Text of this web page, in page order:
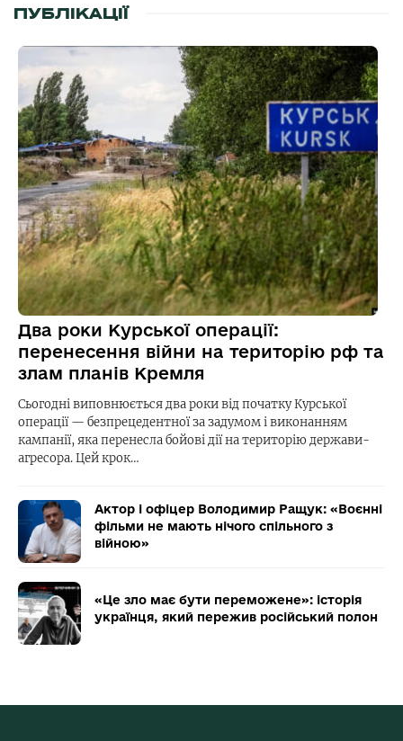
ПУБЛІКАЦІЇ
Два роки Курської операції:
перенесення війни на територію рф та
злам планів Кремля
Сьогодні виповнюється два роки від початку Курської
операції — безпрецедентної за задумом і виконанням
кампанії, яка перенесла бойові дії на територію держави-
агресора. Цей крок…
Актор і офіцер Володимир Ращук: «Воєнні
фільми не мають нічого спільного з
війною»
«Це зло має бути переможене»: історія
українця, який пережив російський полон